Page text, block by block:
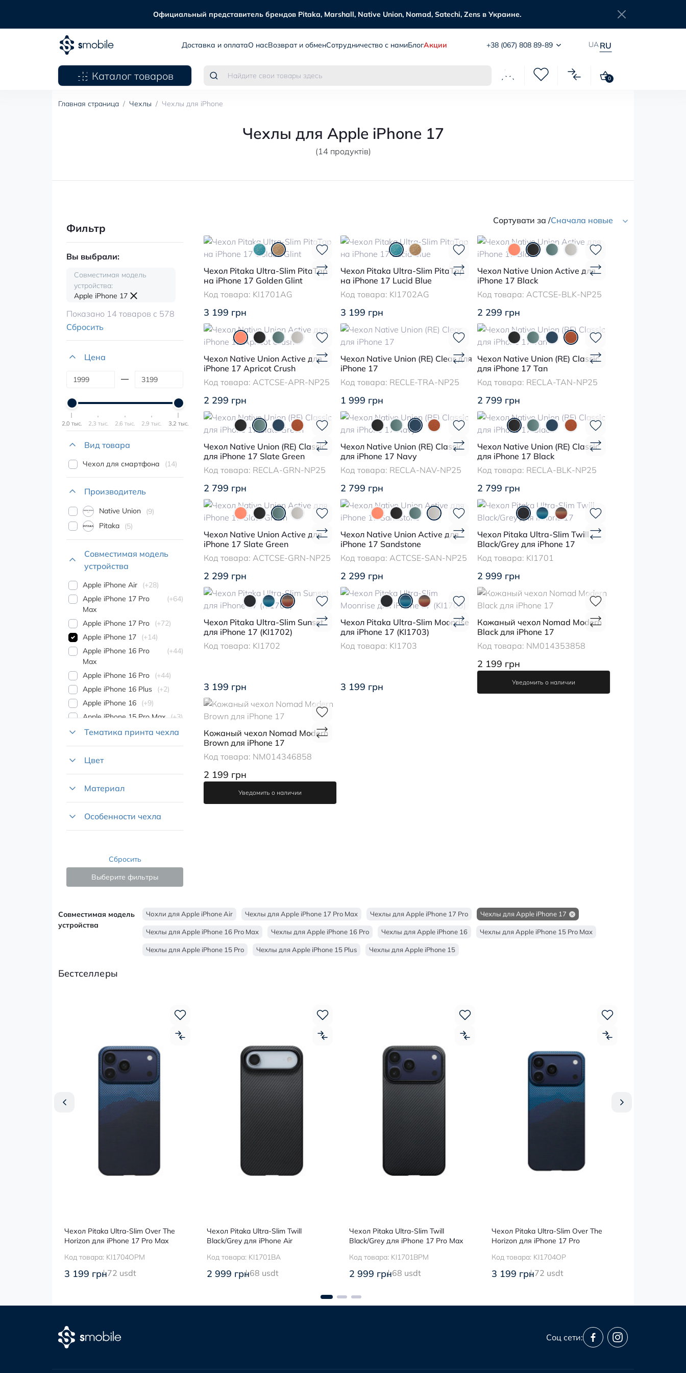
Официальный представитель брендов Pitaka, Marshall, Native Union, Nomad, Satechi, Zens в Украине.
Доставка и оплатаО насВозврат и обменСотрудничество с намиБлогАкции +38 (067) 808 89-89 UA RU
Каталог товаров 0
Главная страница Чехлы Чехлы для iPhone
Чехлы для Apple iPhone 17
(14 продуктів)
Фильтр
Вы выбрали:
Совместимая модель
устройства:
Apple iPhone 17
Показано 14 товаров с 578
Сбросить
Цена
2,0 тыс. 2,3 тыс. 2,6 тыс. 2,9 тыс. 3,2 тыс.
Вид товара
Чехол для смартфона 14
Производитель
Native Union
9
Pitaka
5
Совместимая модель
устройства
Apple iPhone Air
+28
Apple iPhone 17 Pro
Max
+64
Apple iPhone 17 Pro
+72
Apple iPhone 17
+14
Apple iPhone 16 Pro
Max
+44
Apple iPhone 16 Pro
+44
Apple iPhone 16 Plus
+2
Apple iPhone 16
+9
Apple iPhone 15 Pro Max
+3
Apple iPhone 15 Pro
+11
Apple iPhone 15 Plus
+16
Apple iPhone 15
Apple iPhone 14 Plus
+16
Apple iPhone 14
Тематика принта чехла
Цвет
Материал
Особенности чехла
Сбросить
Выберите фильтры
Сортувати за /Сначала новые
Чехол Pitaka Ultra-Slim PitaTap
на iPhone 17 Golden Glint
Код товара: KI1701AG
3 199 грн
Чехол Pitaka Ultra-Slim PitaTap
на iPhone 17 Lucid Blue
Код товара: KI1702AG
3 199 грн
Чехол Native Union Active для
iPhone 17 Black
Код товара: ACTCSE-BLK-NP25
2 299 грн
Чехол Native Union Active для
iPhone 17 Apricot Crush
Код товара: ACTCSE-APR-NP25
2 299 грн
Чехол Native Union (RE) Clear для
iPhone 17
Код товара: RECLE-TRA-NP25
1 999 грн
Чехол Native Union (RE) Classic
для iPhone 17 Tan
Код товара: RECLA-TAN-NP25
2 799 грн
Чехол Native Union (RE) Classic
для iPhone 17 Slate Green
Код товара: RECLA-GRN-NP25
2 799 грн
Чехол Native Union (RE) Classic
для iPhone 17 Navy
Код товара: RECLA-NAV-NP25
2 799 грн
Чехол Native Union (RE) Classic
для iPhone 17 Black
Код товара: RECLA-BLK-NP25
2 799 грн
Чехол Native Union Active для
iPhone 17 Slate Green
Код товара: ACTCSE-GRN-NP25
2 299 грн
Чехол Native Union Active для
iPhone 17 Sandstone
Код товара: ACTCSE-SAN-NP25
2 299 грн
Чехол Pitaka Ultra-Slim Twill
Black/Grey для iPhone 17
Код товара: KI1701
2 999 грн
Чехол Pitaka Ultra-Slim Sunset
для iPhone 17 (KI1702)
Код товара: KI1702
3 199 грн
Чехол Pitaka Ultra-Slim Moonrise
для iPhone 17 (KI1703)
Код товара: KI1703
3 199 грн
Кожаный чехол Nomad Modern
Black для iPhone 17
Код товара: NM014353858
2 199 грн
Уведомить о наличии
Кожаный чехол Nomad Modern
Brown для iPhone 17
Код товара: NM014346858
2 199 грн
Уведомить о наличии
Совместимая модель
устройства
Чохли для Apple iPhone Air Чехлы для Apple iPhone 17 Pro Max Чехлы для Apple iPhone 17 Pro Чехлы для Apple iPhone 17
Чехлы для Apple iPhone 16 Pro Max Чехлы для Apple iPhone 16 Pro Чехлы для Apple iPhone 16 Чехлы для Apple iPhone 15 Pro Max
Чехлы для Apple iPhone 15 Pro Чехлы для Apple iPhone 15 Plus Чехлы для Apple iPhone 15
Бестселлеры
Чехол Pitaka Ultra-Slim Over The
Horizon для iPhone 17 Pro Max
Код товара: KI1704OPM
3 199 грн72 usdt
Чехол Pitaka Ultra-Slim Twill
Black/Grey для iPhone Air
Код товара: KI1701BA
2 999 грн68 usdt
Чехол Pitaka Ultra-Slim Twill
Black/Grey для iPhone 17 Pro Max
Код товара: KI1701BPM
2 999 грн68 usdt
Чехол Pitaka Ultra-Slim Over The
Horizon для iPhone 17 Pro
Код товара: KI1704OP
3 199 грн72 usdt
Соц сети: